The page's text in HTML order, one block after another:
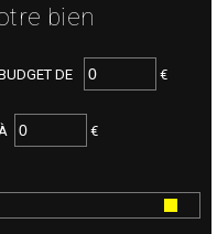
bien
DE €
€